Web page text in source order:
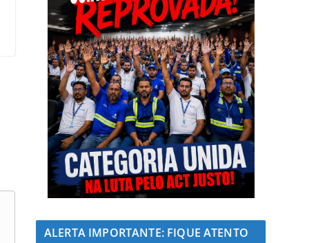
ALERTA IMPORTANTE: FIQUE ATENTO